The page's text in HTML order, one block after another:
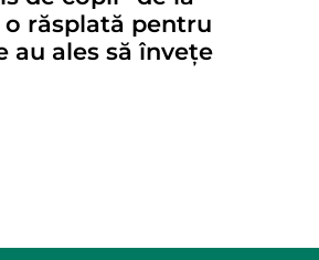
o răsplată pentru
au ales să învețe